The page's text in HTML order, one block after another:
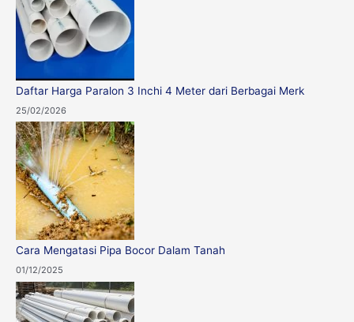
Daftar Harga Paralon 3 Inchi 4 Meter dari Berbagai Merk
25/02/2026
Cara Mengatasi Pipa Bocor Dalam Tanah
01/12/2025